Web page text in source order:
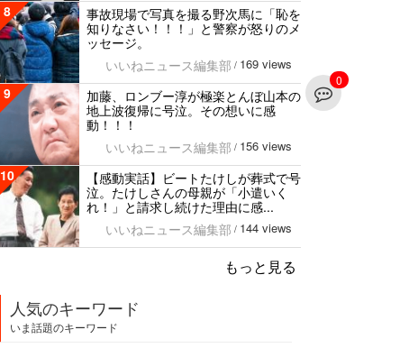
0
8
事故現場で写真を撮る野次馬に「恥を
知りなさい！！！」と警察が怒りのメ
ッセージ。
いいねニュース編集部 / 169 views
9
加藤、ロンブー淳が極楽とんぼ山本の
地上波復帰に号泣。その想いに感
動！！！
いいねニュース編集部 / 156 views
10
【感動実話】ビートたけしが葬式で号
泣。たけしさんの母親が「小遣いく
れ！」と請求し続けた理由に感...
いいねニュース編集部 / 144 views
もっと見る
人気のキーワード
いま話題のキーワード